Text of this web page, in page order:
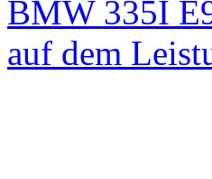
BMW 335I
auf dem